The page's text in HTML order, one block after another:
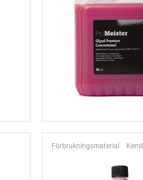
Förbrukningsmaterial